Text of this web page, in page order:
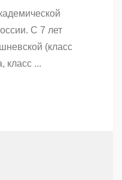
С 7 лет
(класс
класс ...